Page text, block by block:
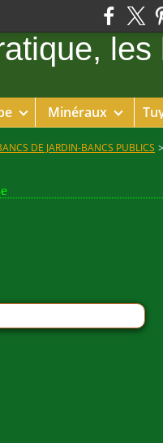
Minéraux
DE JARDIN-BANCS PUBLICS >